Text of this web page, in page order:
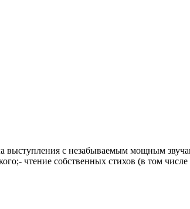
выступления с незабываемым мощным
чтение собственных стихов (в том